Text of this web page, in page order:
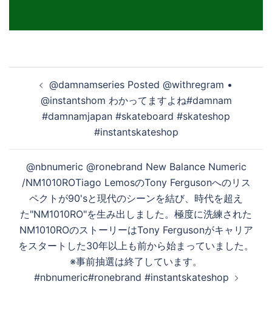
ョ
ン
@damnamseries Posted @withregram •
@instantshom わかってますよね#damnam
#damnamjapan #skateboard #skateshop
#instantskateshop
@nbnumeric @ronebrand New Balance Numeric
/NM1010ROTiago LemosのTony Fergusonへのリス
ペクトが90'sと現代のシーンを結び、時代を超え
た"NM1010RO"を生み出しました。極度に洗練された
NM1010ROのストーリーはTony Fergusonがキャリア
をスタートした30年以上も前から始まっていました。
※事前抽選は終了しています。
#nbnumeric#ronebrand #instantskateshop